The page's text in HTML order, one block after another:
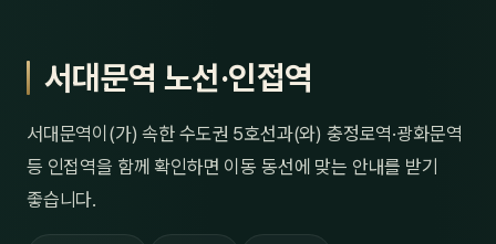
서대문역 노선·인접역
서대문역이(가) 속한 수도권 5호선과(와) 충정로역·광화문역
등 인접역을 함께 확인하면 이동 동선에 맞는 안내를 받기
좋습니다.